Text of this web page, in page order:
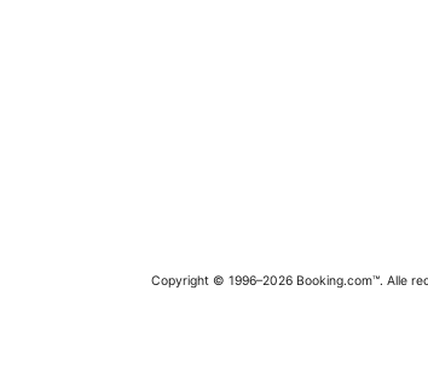
Copyright © 1996–2026 Booking.com™. Alle